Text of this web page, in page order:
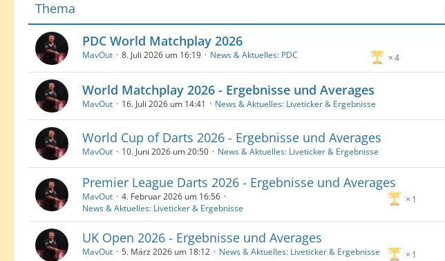
Thema
PDC World Matchplay 2026
4
MavOut 8. Juli 2026 um 16:19 News & Aktuelles: PDC
World Matchplay 2026 - Ergebnisse und Averages
MavOut 16. Juli 2026 um 14:41 News & Aktuelles: Liveticker & Ergebnisse
World Cup of Darts 2026 - Ergebnisse und Averages
MavOut 10. Juni 2026 um 20:50 News & Aktuelles: Liveticker & Ergebnisse
Premier League Darts 2026 - Ergebnisse und Averages
1
MavOut
4. Februar 2026 um 16:56
News & Aktuelles: Liveticker & Ergebnisse
UK Open 2026 - Ergebnisse und Averages
1
MavOut 5. März 2026 um 18:12 News & Aktuelles: Liveticker & Ergebnisse